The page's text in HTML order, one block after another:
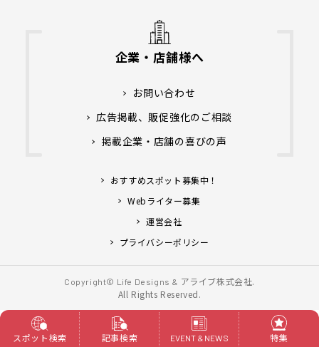
企業・店舗様へ
お問い合わせ
広告掲載、販促強化のご相談
掲載企業・店舗の喜びの声
おすすめスポット募集中！
Webライター募集
運営会社
プライバシーポリシー
Copyright© Life Designs & アライブ株式会社.
All Rights Reserved.
スポット検索 記事検索 EVENT & NEWS 特集